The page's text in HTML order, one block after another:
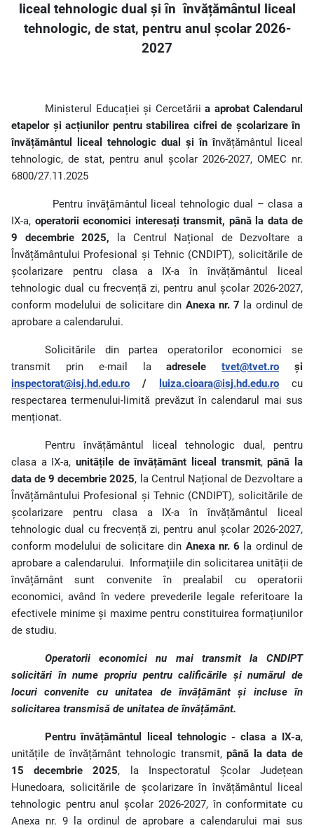
liceal tehnologic dual și în învățământul liceal
tehnologic, de stat, pentru anul școlar 2026-
2027
Ministerul Educației și Cercetării a aprobat Calendarul
etapelor și acțiunilor pentru stabilirea cifrei de școlarizare în
învățământul liceal tehnologic dual și în învățământul liceal
tehnologic, de stat, pentru anul școlar 2026-2027, OMEC nr.
6800/27.11.2025
Pentru învățământul liceal tehnologic dual – clasa a
IX-a, operatorii economici interesați transmit, până la data de
9 decembrie 2025, la Centrul Național de Dezvoltare a
Învățământului Profesional și Tehnic (CNDIPT), solicitările de
școlarizare pentru clasa a IX-a în învățământul liceal
tehnologic dual cu frecvență zi, pentru anul școlar 2026-2027,
conform modelului de solicitare din Anexa nr. 7 la ordinul de
aprobare a calendarului.
Solicitările din partea operatorilor economici se
transmit prin e-mail laadreseletvet@tvet.ro și
inspectorat@isj.hd.edu.ro / luiza.cioara@isj.hd.edu.ro cu
respectarea termenului-limită prevăzut în calendarul mai sus
menționat.
Pentru învățământul liceal tehnologic dual, pentru
clasa a IX-a, unitățile de învățământ liceal transmit,până la
data de 9 decembrie 2025, la Centrul Național de Dezvoltare a
Învățământului Profesional și Tehnic (CNDIPT), solicitările de
școlarizare pentru clasa a IX-a în învățământul liceal
tehnologic dual cu frecvență zi, pentru anul școlar 2026-2027,
conform modelului de solicitare din Anexa nr. 6 la ordinul de
aprobare a calendarului. Informațiile din solicitarea unității de
învățământ sunt convenite în prealabil cu operatorii
economici, având în vedere prevederile legale referitoare la
efectivele minime și maxime pentru constituirea formațiunilor
de studiu.
Operatorii economici nu mai transmit la CNDIPT
solicitări în nume propriu pentru calificările și numărul de
locuri convenite cu unitatea de învățământ și incluse în
solicitarea transmisă de unitatea de învățământ.
Pentru învățământul liceal tehnologic - clasa a IX-a,
unitățile de învățământ tehnologic transmit,până la data de
15 decembrie 2025, la Inspectoratul Școlar Județean
Hunedoara, solicitările de școlarizare în învățământul liceal
tehnologic pentru anul școlar 2026-2027, în conformitate cu
Anexa nr. 9 la ordinul de aprobare a calendarului mai sus